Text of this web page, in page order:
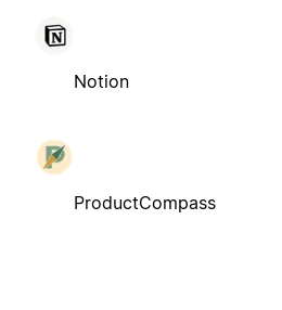
Notion
ProductCompass